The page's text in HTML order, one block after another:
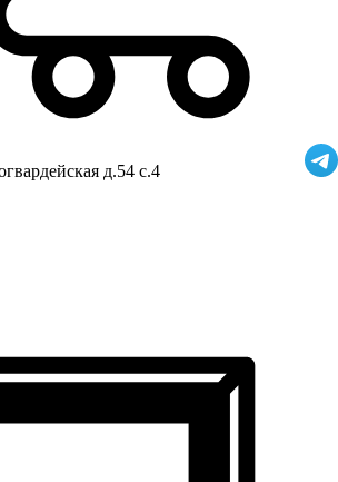
д.54 с.4